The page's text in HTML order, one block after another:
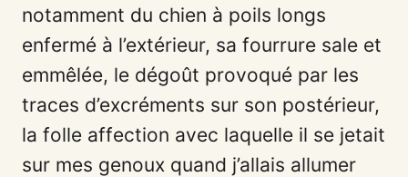
notamment du chien à poils longs
enfermé à l’extérieur, sa fourrure sale et
emmêlée, le dégoût provoqué par les
traces d’excréments sur son postérieur,
la folle affection avec laquelle il se jetait
sur mes genoux quand j’allais allumer